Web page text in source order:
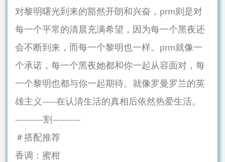
对黎明曙光到来的豁然开朗和兴奋，prm则是对
每一个平常的清晨充满希望，因为每一个黑夜还
会不断到来，而每一个黎明也一样。prm就像一
个承诺，每一个黑夜她都和你一起从容面对，每
一个黎明也都与你一起期待。就像罗曼罗兰的英
雄主义——在认清生活的真相后依然热爱生活。
————割————
＃搭配推荐
香调：蜜柑